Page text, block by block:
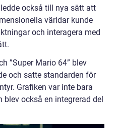
också till nya sätt att
världar kunde
och interagera med
”Super Mario 64” blev
och satte standarden för
Grafiken var inte bara
också en integrerad del